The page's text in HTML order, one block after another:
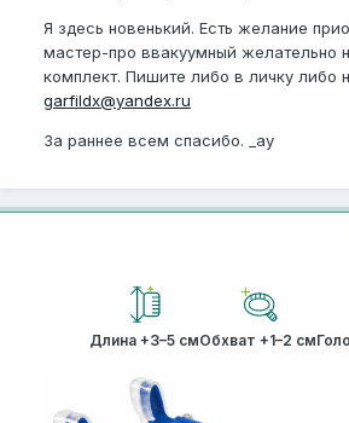
Я здесь новенький. Есть желание
мастер-про ввакуумный желательно
комплект. Пишите либо в личку либо
garfildx@yandex.ru
За раннее всем спасибо. _ay
Длина +3–5 смОбхват +1–2 см